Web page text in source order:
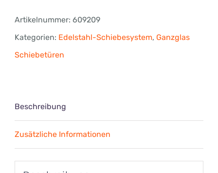
Glas,
52,5
Artikelnummer: 609209
Kategorien: Edelstahl-Schiebesystem, Ganzglas
Schiebetüren
Beschreibung
Zusätzliche Informationen